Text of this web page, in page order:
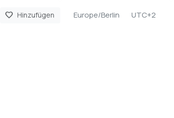
favorite Hinzufügen Europe/Berlin UTC+2